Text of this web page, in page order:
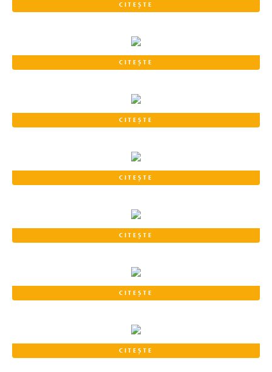
CITEȘTE
CITEȘTE
CITEȘTE
CITEȘTE
CITEȘTE
CITEȘTE
CITEȘTE